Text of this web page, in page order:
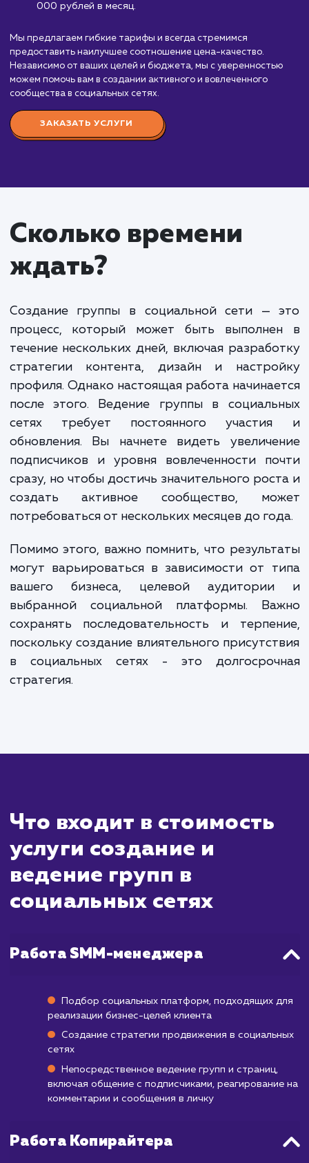
групп в социальных
сетях
от 20 000 руб.
Создание и ведение групп в социальных сетях
это важная часть стратегии продвижения
разработку контент-плана, публикацию
и привлекательного контента, взаимодействие с
подписчиками и модерацию сообщества. Мы
анализируем эффективность каждого поста и
наилучшие результаты.
Стоимость создания и ведения групп в
сетях зависит от многих факторов, включая
количество и частоту публикаций, размер
минимальная стоимость таких услуг начинается
000 рублей в месяц.
Мы предлагаем гибкие тарифы и всегда стремимся
предоставить наилучшее соотношение цена-качество.
Независимо от ваших целей и бюджета, мы с
можем помочь вам в создании активного и вовлеченного
сообщества в социальных сетях.
ЗАКАЗАТЬ УСЛУГИ
Сколько времени
стратегии контента, дизайн и
профиля. Однако настоящая работа
после этого. Ведение группы в
обновления. Вы начнете видеть
сразу, но чтобы достичь значительного
потребоваться от нескольких месяцев до
Помимо этого, важно помнить, что
могут варьироваться в зависимости от
вашего бизнеса, целевой
выбранной социальной платформы.
поскольку создание влиятельного